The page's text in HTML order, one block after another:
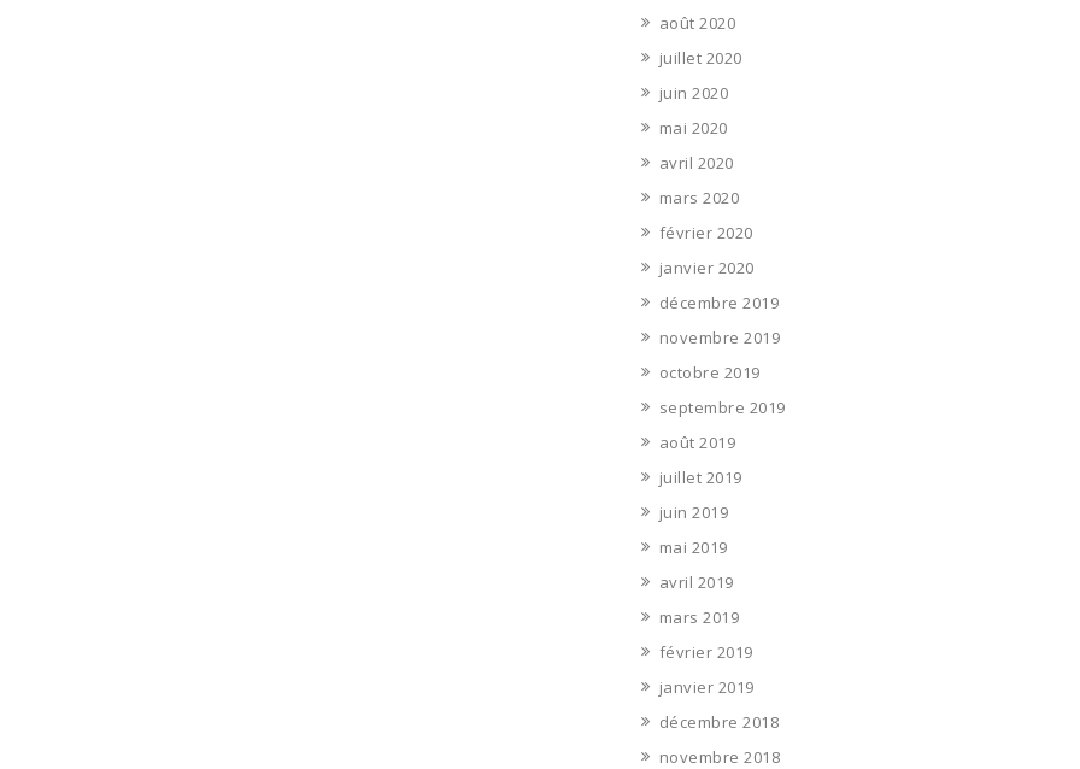
août 2020
juillet 2020
juin 2020
mai 2020
avril 2020
mars 2020
février 2020
janvier 2020
décembre 2019
novembre 2019
octobre 2019
septembre 2019
août 2019
juillet 2019
juin 2019
mai 2019
avril 2019
mars 2019
février 2019
janvier 2019
décembre 2018
novembre 2018